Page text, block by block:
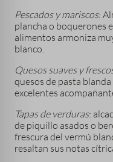
Pescados y mariscos:
plancha o boquerones
alimentos armoniza
blanco.
Quesos suaves y
quesos de pasta
excelentes
Tapas de verduras:
de piquillo asados o
frescura del vermú
resaltan sus notas